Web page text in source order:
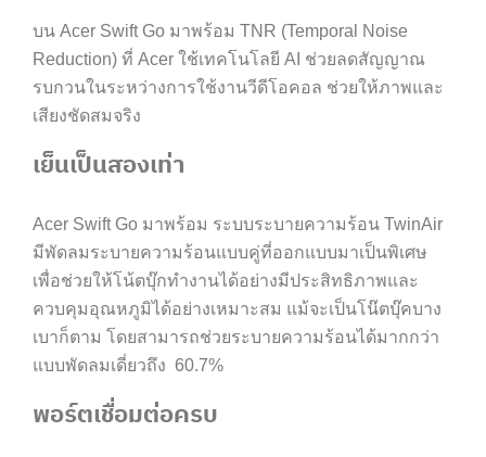
บน Acer Swift Go มาพร้อม TNR (Temporal Noise
Reduction) ที่ Acer ใช้เทคโนโลยี AI ช่วยลดสัญญาณ
รบกวนในระหว่างการใช้งานวีดีโอคอล ช่วยให้ภาพและ
เสียงชัดสมจริง
เย็นเป็นสองเท่า
Acer Swift Go มาพร้อม ระบบระบายความร้อน TwinAir
มีพัดลมระบายความร้อนแบบคู่ที่ออกแบบมาเป็นพิเศษ
เพื่อช่วยให้โน้ตบุ๊กทำงานได้อย่างมีประสิทธิภาพและ
ควบคุมอุณหภูมิได้อย่างเหมาะสม แม้จะเป็นโน๊ตบุ๊คบาง
เบาก็ตาม โดยสามารถช่วยระบายความร้อนได้มากกว่า
แบบพัดลมเดี่ยวถึง 60.7%
พอร์ตเชื่อมต่อครบ